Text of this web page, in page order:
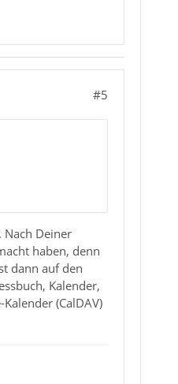
#5
Nach Deiner
haben, denn
dann auf den
Kalender,
(CalDAV)